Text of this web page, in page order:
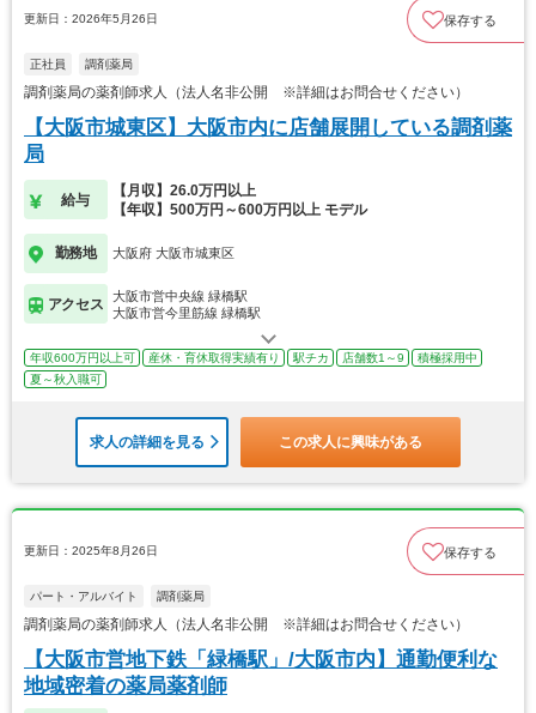
更新日：2026年5月26日 保存する
正社員 調剤薬局
調剤薬局の薬剤師求人（法人名非公開 ※詳細はお問合せください）
【大阪市城東区】大阪市内に店舗展開している調剤薬
局
給与
【月収】26.0万円以上
【年収】500万円～600万円以上 モデル
勤務地 大阪府 大阪市城東区
アクセス
大阪市営中央線 緑橋駅
大阪市営今里筋線 緑橋駅
年収600万円以上可 産休・育休取得実績有り 駅チカ 店舗数1～9
積極採用中
夏～秋入職可
求人の詳細を見る この求人に興味がある
更新日：2025年8月26日 保存する
パート・アルバイト 調剤薬局
調剤薬局の薬剤師求人（法人名非公開 ※詳細はお問合せください）
【大阪市営地下鉄「緑橋駅」/大阪市内】通勤便利な
地域密着の薬局薬剤師